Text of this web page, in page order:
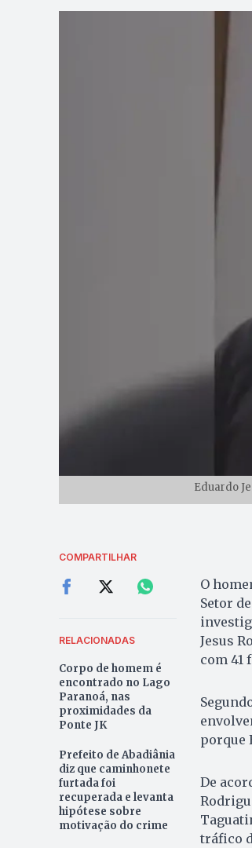
Eduardo
COMPARTILHAR
RELACIONADAS
Corpo de homem é
encontrado no Lago
Paranoá, nas
proximidades da
Ponte JK
Prefeito de Abadiânia
diz que caminhonete
furtada foi
recuperada e levanta
hipótese sobre
motivação do crime
O
Setor
Jesus
com 41
porque
De
tráfico